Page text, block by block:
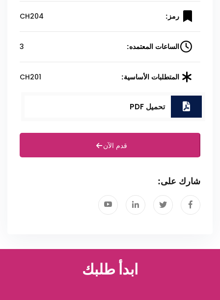
رمز: CH204
الساعات المعتمده: 3
المتطلبات الأساسية: CH201
تحميل PDF
قدم الآن
شارك على:
ابدأ طلبك